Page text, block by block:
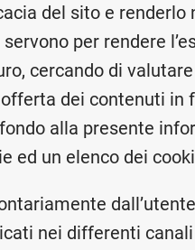
del sito e
per rendere
cercando di
dei contenuti in
alla presente
ed un elenco dei
nei differenti